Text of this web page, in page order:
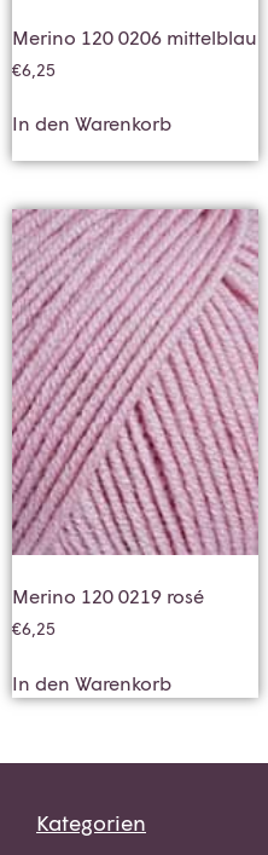
Merino 120 0206 mittelblau
€6,25
In den Warenkorb
Merino 120 0219 rosé
€6,25
In den Warenkorb
Kategorien